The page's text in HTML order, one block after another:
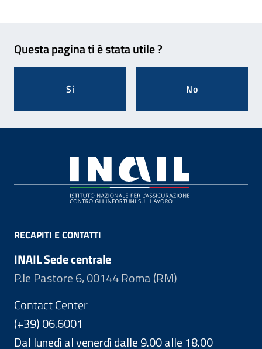
Questa pagina ti è stata utile ?
Si No
RECAPITI E CONTATTI
INAIL Sede centrale
P.le Pastore 6, 00144 Roma (RM)
Contact Center
(+39) 06.6001
Dal lunedì al venerdì dalle 9.00 alle 18.00